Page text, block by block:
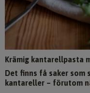
Krämig kantarellpasta
Det finns få saker som
kantareller – förutom